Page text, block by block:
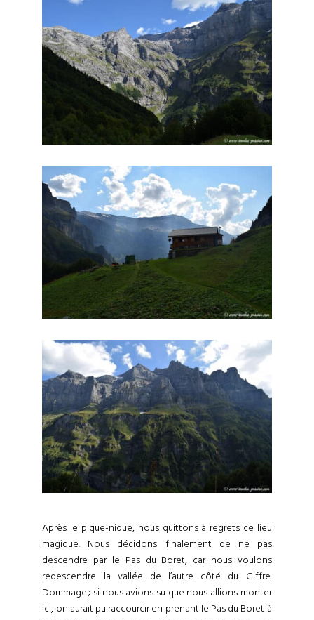
Après le pique-nique, nous quittons à regrets ce lieu
magique. Nous décidons finalement de ne pas
descendre par le Pas du Boret, car nous voulons
redescendre la vallée de l’autre côté du Giffre.
Dommage ; si nous avions su que nous allions monter
ici, on aurait pu raccourcir en prenant le Pas du Boret à